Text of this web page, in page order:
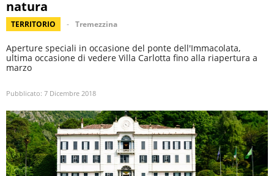
natura
TERRITORIO Tremezzina
Aperture speciali in occasione del ponte dell'Immacolata,
ultima occasione di vedere Villa Carlotta fino alla riapertura a
marzo
Pubblicato: 7 Dicembre 2018